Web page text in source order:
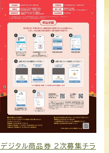
ジタル商品券 2次募集チラ